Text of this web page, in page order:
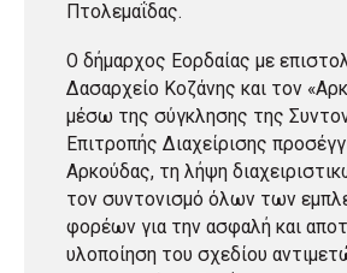
Πτολεμαΐδας.
Ο δήμαρχος Εορδαίας με
Δασαρχείο Κοζάνης και τον
μέσω της σύγκλησης της
Επιτροπής Διαχείρισης
Αρκούδας, τη λήψη
τον συντονισμό όλων των
φορέων για την ασφαλή και
υλοποίηση του σχεδίου